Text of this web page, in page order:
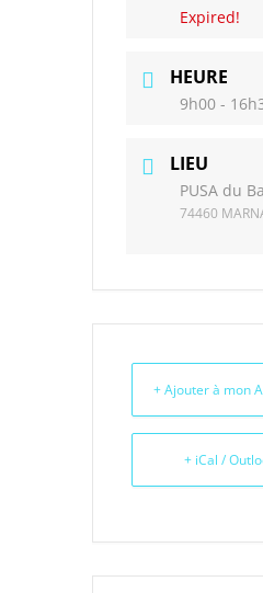
Expired!
HEURE
9h00 -
LIEU
PUSA du
74460
+ Ajouter à mon
+ iCal /